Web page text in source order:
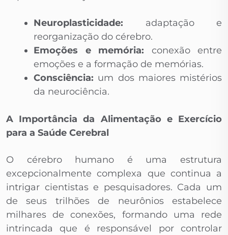
Neuroplasticidade: adaptação e
reorganização do cérebro.
Emoções e memória: conexão entre
emoções e a formação de memórias.
Consciência: um dos maiores mistérios
da neurociência.
A Importância da Alimentação e Exercício
para a Saúde Cerebral
O cérebro humano é uma estrutura
excepcionalmente complexa que continua a
intrigar cientistas e pesquisadores. Cada um
de seus trilhões de neurônios estabelece
milhares de conexões, formando uma rede
intrincada que é responsável por controlar